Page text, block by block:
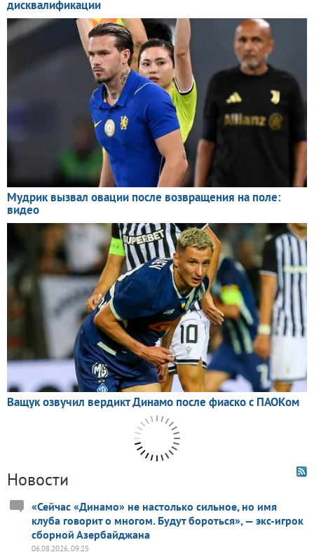
Новости
«Сейчас «Динамо» не настолько сильное, но имя
клуба говорит о многом. Будут бороться», — экс-игрок
сборной Азербайджана
06.08.2026, 09:25